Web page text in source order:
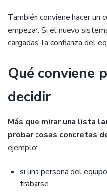
También conviene hacer un
empezar. Si el nuevo
cargadas, la confianza del
Qué conviene
decidir
Más que mirar una lista
probar cosas concretas
ejemplo:
si una persona del
trabarse